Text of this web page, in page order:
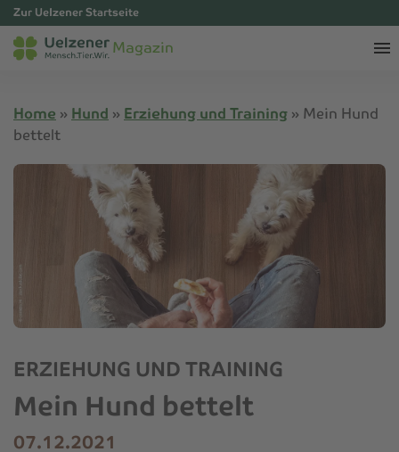
Zur Uelzener Startseite
Magazin
Home » Hund » Erziehung und Training » Mein Hund
bettelt
ERZIEHUNG UND TRAINING
Mein Hund bettelt
07.12.2021